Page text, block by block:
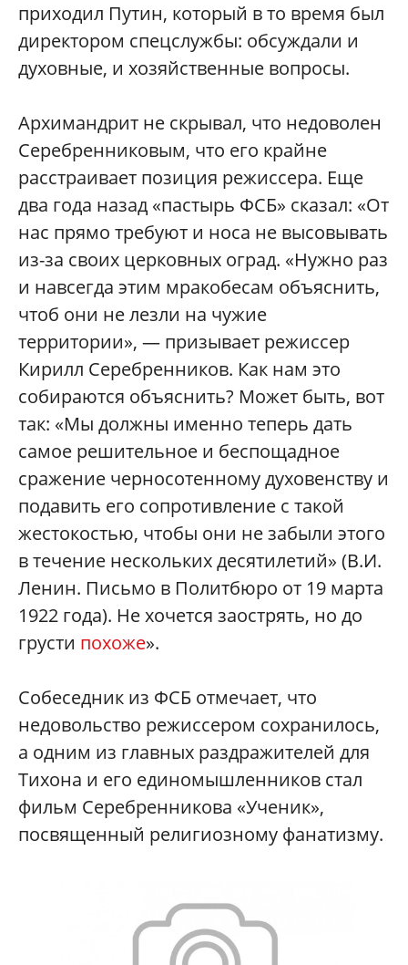
приходил Путин, который в то время был
директором спецслужбы: обсуждали и
духовные, и хозяйственные вопросы.
Архимандрит не скрывал, что недоволен
Серебренниковым, что его крайне
расстраивает позиция режиссера. Еще
два года назад «пастырь ФСБ» сказал: «От
нас прямо требуют и носа не высовывать
из-за своих церковных оград. «Нужно раз
и навсегда этим мракобесам объяснить,
чтоб они не лезли на чужие
территории», — призывает режиссер
Кирилл Серебренников. Как нам это
собираются объяснить? Может быть, вот
так: «Мы должны именно теперь дать
самое решительное и беспощадное
сражение черносотенному духовенству и
подавить его сопротивление с такой
жестокостью, чтобы они не забыли этого
в течение нескольких десятилетий» (В.И.
Ленин. Письмо в Политбюро от 19 марта
1922 года). Не хочется заострять, но до
грусти похоже».
Собеседник из ФСБ отмечает, что
недовольство режиссером сохранилось,
а одним из главных раздражителей для
Тихона и его единомышленников стал
фильм Серебренникова «Ученик»,
посвященный религиозному фанатизму.